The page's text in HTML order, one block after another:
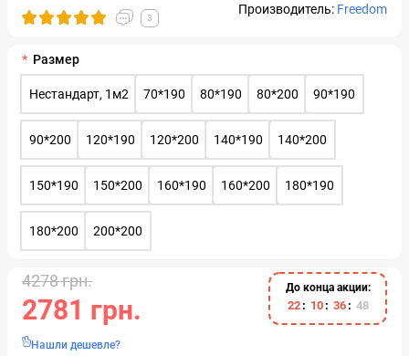
3
Производитель: Freedom
Размер
Нестандарт, 1м2 70*190 80*190 80*200 90*190
90*200 120*190 120*200 140*190 140*200
150*190 150*200 160*190 160*200 180*190
180*200 200*200
4278 грн.
2781 грн.
Нашли дешевле?
До конца акции:
22 10 36 47